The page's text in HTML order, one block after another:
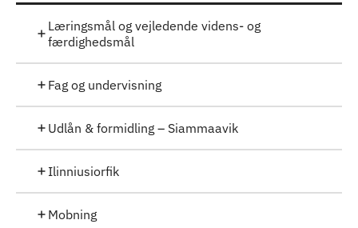
Læringsmål og vejledende videns- og
færdighedsmål
Fag og undervisning
Udlån & formidling – Siammaavik
Ilinniusiorfik
Mobning